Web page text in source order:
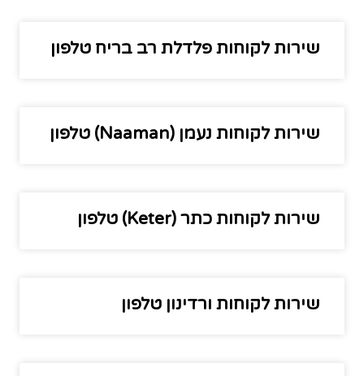
שירות לקוחות פלדלת רב בריח טלפון
שירות לקוחות נעמן (Naaman) טלפון
שירות לקוחות כתר (Keter) טלפון
שירות לקוחות ורדינון טלפון